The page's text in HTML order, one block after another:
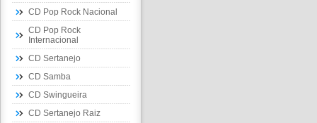
CD Pop Rock Nacional
CD Pop Rock
Internacional
CD Sertanejo
CD Samba
CD Swingueira
CD Sertanejo Raiz